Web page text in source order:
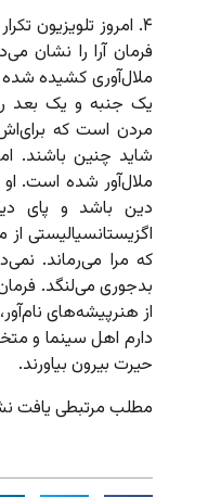
۴. امروز تلویزیون
فرمان آرا را نشان
ملال‌آوری کشیده شده
یک جنبه و یک بعد
مردن است که
شاید چنین باشند.
ملال‌آور شده است.
دین باشد و پای
اگزیستانسیالیستی
که مرا می‌رماند.
بدجوری می‌لنگد.
از هنرپیشه‌های
دارم اهل سینما و
حیرت بیرون بیاورند.
مطلب مرتبطی یافت